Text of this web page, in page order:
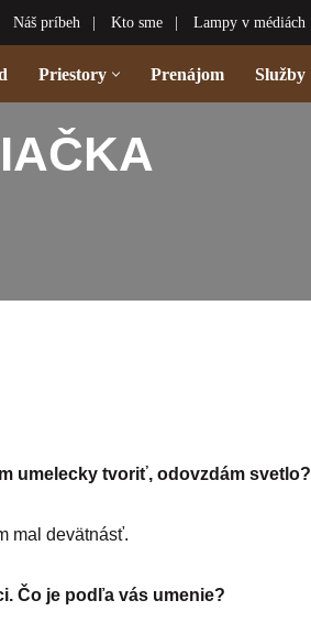
Náš príbeh Kto sme Lampy v médiách
Priestory Prenájom Služby
umelecky tvoriť, odovzdám svetlo?
mal devätnásť.
Čo je podľa vás umenie?